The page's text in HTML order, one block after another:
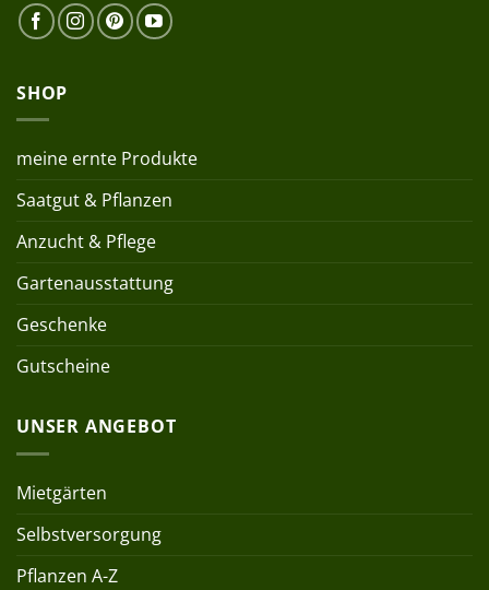
SHOP
meine ernte Produkte
Saatgut & Pflanzen
Anzucht & Pflege
Gartenausstattung
Geschenke
Gutscheine
UNSER ANGEBOT
Mietgärten
Selbstversorgung
Pflanzen A-Z